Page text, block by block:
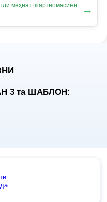
меҳнат шартномасини
→
3 таШАБЛОН: